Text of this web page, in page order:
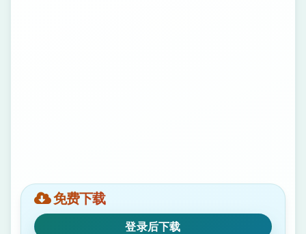
免费下载
登录后下载